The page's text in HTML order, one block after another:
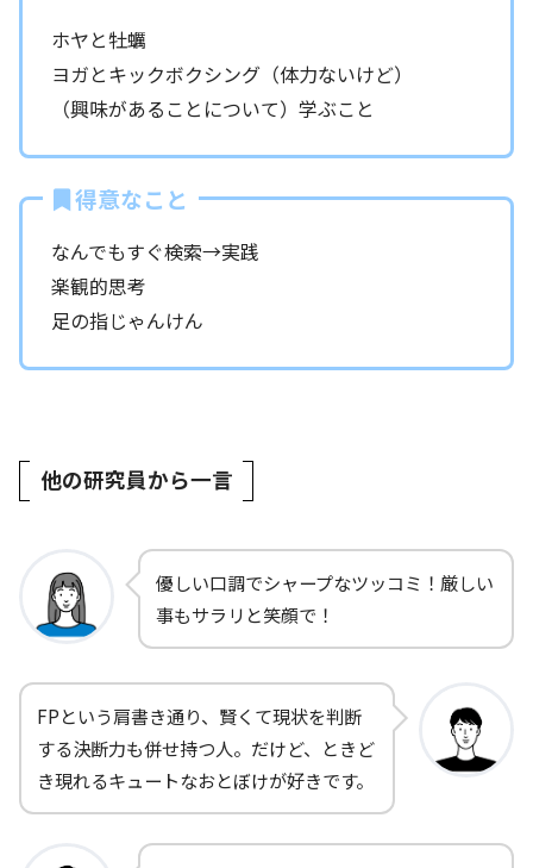
ホヤと牡蠣
ヨガとキックボクシング（体力ないけど）
（興味があることについて）学ぶこと
得意なこと
なんでもすぐ検索→実践
楽観的思考
足の指じゃんけん
他の研究員から一言
優しい口調でシャープなツッコミ！厳しい
事もサラリと笑顔で！
FPという肩書き通り、賢くて現状を判断
する決断力も併せ持つ人。だけど、ときど
き現れるキュートなおとぼけが好きです。